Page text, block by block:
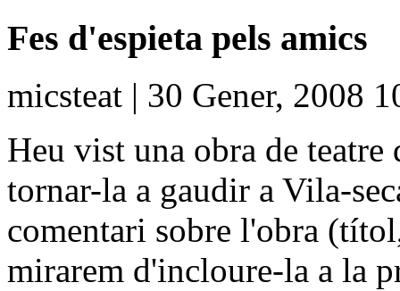
Fes d'espieta pels amics
micsteat | 30 Gener, 2008
Heu vist una obra de
tornar-la a gaudir a Vila-
comentari sobre l'obra
mirarem d'incloure-la a la